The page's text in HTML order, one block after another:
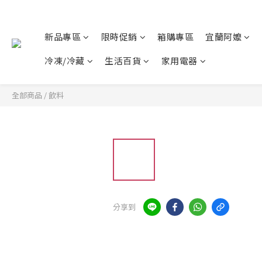
新品專區 限時促銷 箱購專區 宜蘭阿嬤
冷凍/冷藏
生活百貨 家用電器
全部商品 /飲料
分享到